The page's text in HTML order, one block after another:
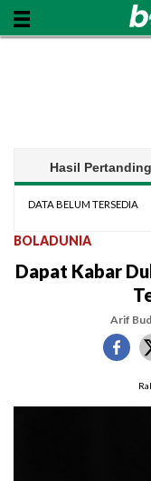
Hasil
DATA BELUM TERSEDIA
BOLADUNIA
Dapat Kabar
Arif